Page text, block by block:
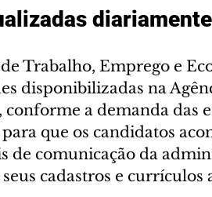
diariamente
Trabalho, Emprego e
disponibilizadas na
a demanda das
que os candidatos
de comunicação da
cadastros e currículos